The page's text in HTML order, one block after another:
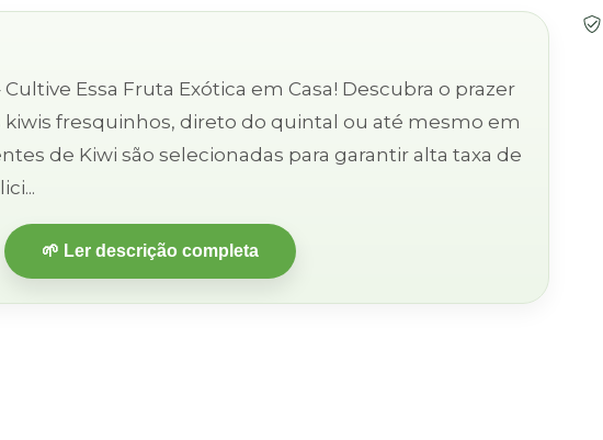
Fruta Exótica em Casa! Descubra o prazer
fresquinhos, direto do quintal ou até mesmo em
de Kiwi são selecionadas para garantir alta taxa de
🌱 Ler descrição completa